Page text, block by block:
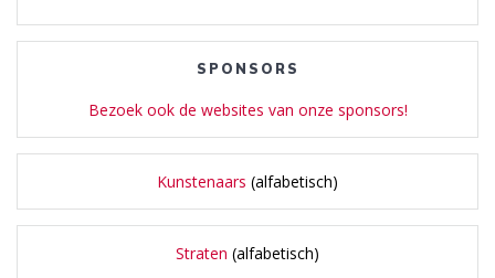
SPONSORS
Bezoek ook de websites van onze sponsors!
Kunstenaars (alfabetisch)
Straten (alfabetisch)